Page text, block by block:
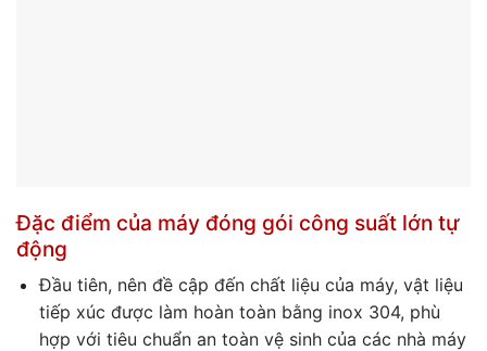
Đặc điểm của máy đóng gói công suất lớn tự
động
Đầu tiên, nên đề cập đến chất liệu của máy, vật liệu
tiếp xúc được làm hoàn toàn bằng inox 304, phù
hợp với tiêu chuẩn an toàn vệ sinh của các nhà máy